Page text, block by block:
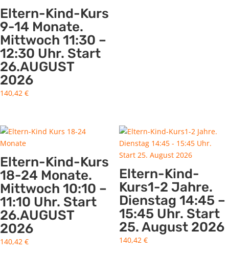
Eltern-Kind-Kurs
9-14 Monate.
Mittwoch 11:30 –
12:30 Uhr. Start
26.AUGUST
2026
140,42 €
Eltern-Kind-Kurs
18-24 Monate.
Mittwoch 10:10 –
11:10 Uhr. Start
26.AUGUST
2026
140,42 €
Eltern-Kind-
Kurs1-2 Jahre.
Dienstag 14:45 –
15:45 Uhr. Start
25. August 2026
140,42 €